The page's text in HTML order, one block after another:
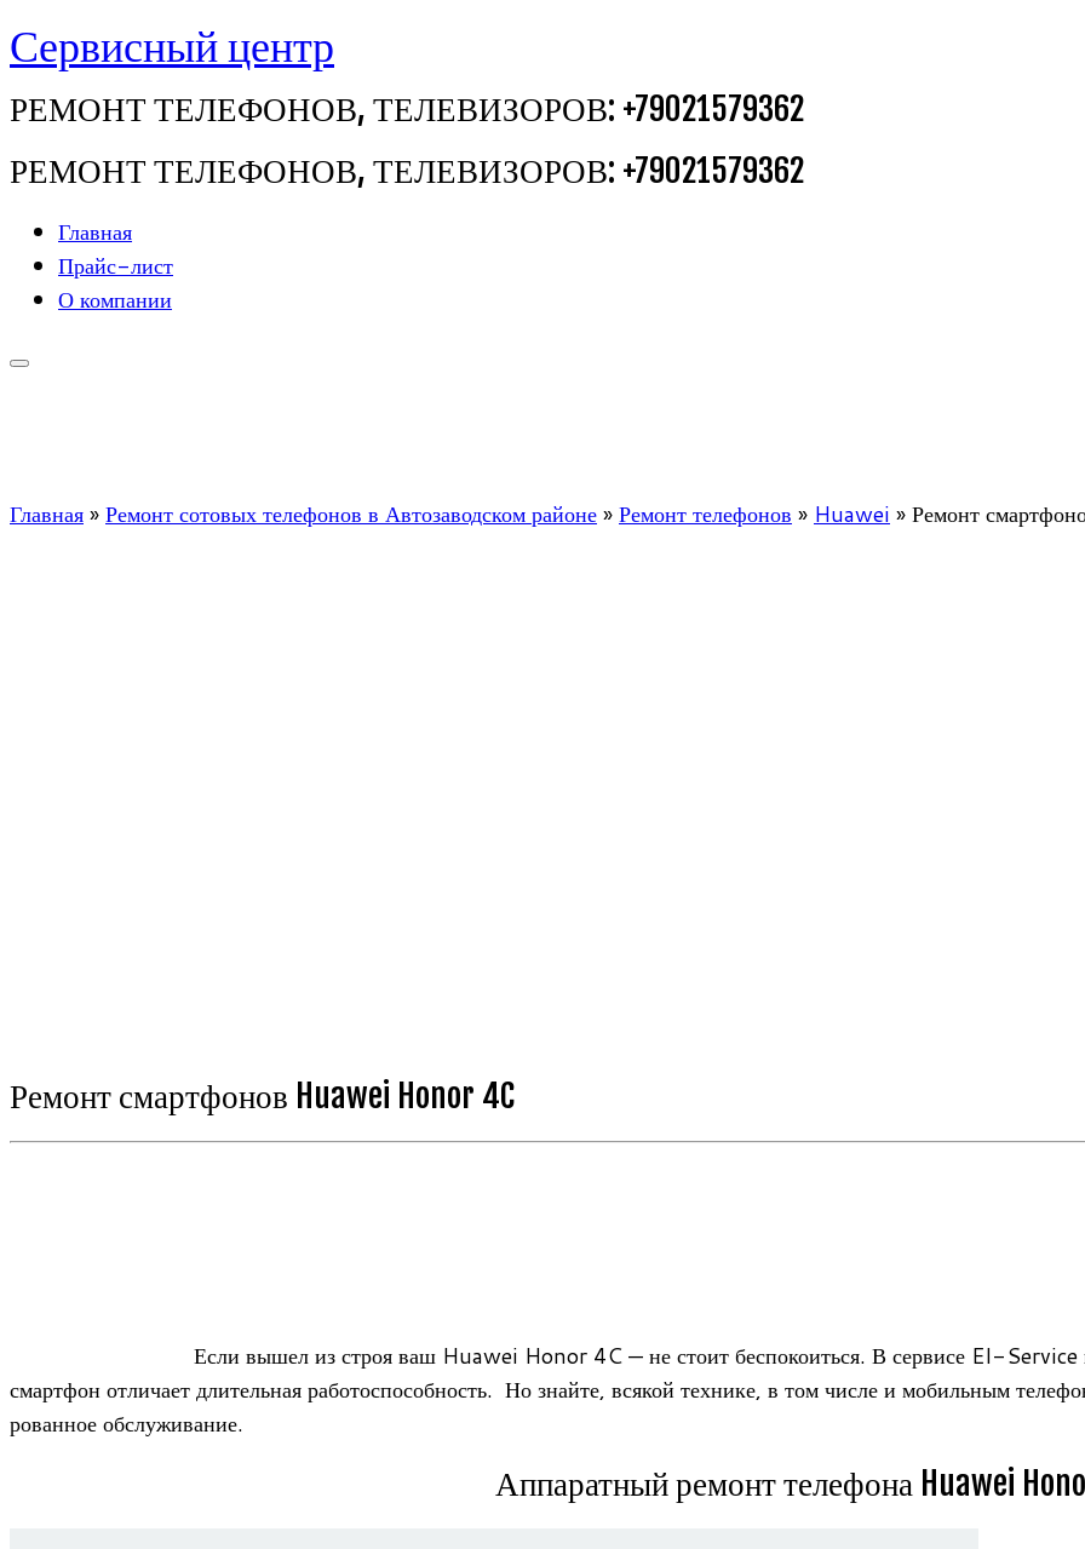
Перейти
содержимому
Сервисный центр
РЕМОНТ ТЕЛЕФОНОВ, ТЕЛЕВИЗОРОВ: +79021579362
РЕМОНТ ТЕЛЕФОНОВ, ТЕЛЕВИЗОРОВ: +79021579362
Главная
Прайс-лист
О компании
Главная»Ремонт сотовых телефонов в Автозаводском районе»Ремонт телефонов » Huawei »Ремонт
Ремонт смартфонов Huawei Honor 4C
Если вышел из строя ваш Huawei Honor 4C — не стоит бес­по­ко­иться. В сер­висе EI-Service
смарт­фон отли­чает дли­тель­ная рабо­то­спо­соб­ность. Но знайте, вся­кой тех­нике, в том числе и мобиль­ным
ро­ван­ное обслуживание.
Аппаратный ремонт телефона Huawei